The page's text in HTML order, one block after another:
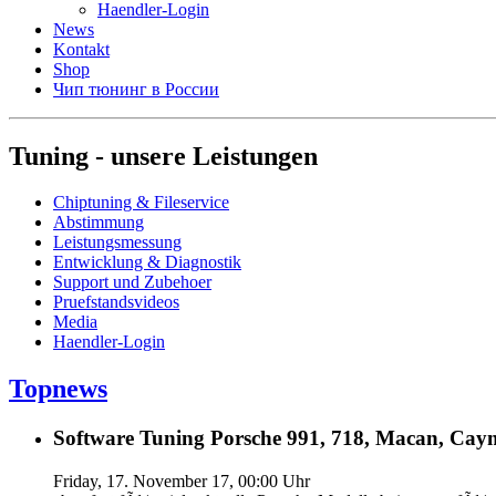
Haendler-Login
News
Kontakt
Shop
Чип тюнинг в России
Tuning - unsere Leistungen
Chiptuning & Fileservice
Abstimmung
Leistungsmessung
Entwicklung & Diagnostik
Support und Zubehoer
Pruefstandsvideos
Media
Haendler-Login
Topnews
Software Tuning Porsche 991, 718, Macan,
Friday, 17. November 17, 00:00 Uhr